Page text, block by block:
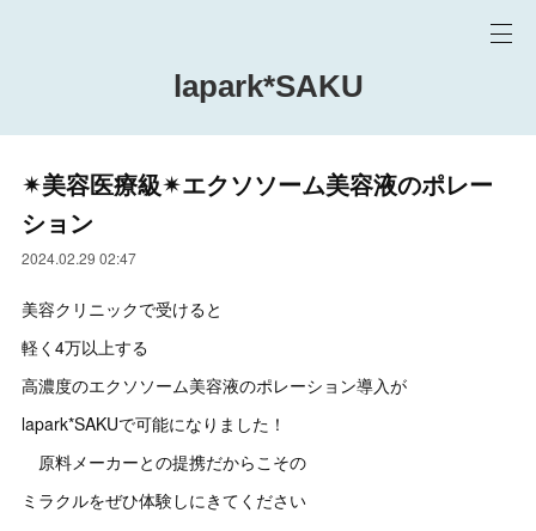
lapark*SAKU
✴︎美容医療級✴︎エクソソーム美容液のポレー
ション
2024.02.29 02:47
美容クリニックで受けると
軽く4万以上する
高濃度のエクソソーム美容液のポレーション導入が
lapark*SAKUで可能になりました！
原料メーカーとの提携だからこその
ミラクルをぜひ体験しにきてください